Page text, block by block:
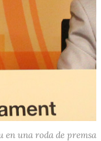
en una roda de premsa